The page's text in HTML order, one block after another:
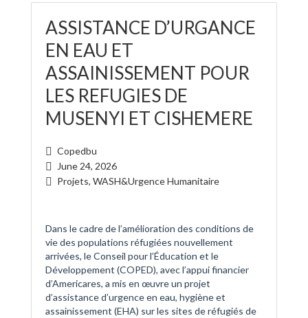
ASSISTANCE D’URGANCE
EN EAU ET
ASSAINISSEMENT POUR
LES REFUGIES DE
MUSENYI ET CISHEMERE
Copedbu
June 24, 2026
Projets, WASH&Urgence Humanitaire
Dans le cadre de l’amélioration des conditions de
vie des populations réfugiées nouvellement
arrivées, le Conseil pour l’Éducation et le
Développement (COPED), avec l’appui financier
d’Americares, a mis en œuvre un projet
d’assistance d’urgence en eau, hygiène et
assainissement (EHA) sur les sites de réfugiés de